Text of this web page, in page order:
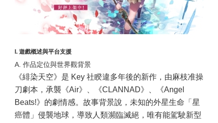
I. 遊戲概述與平台支援
A. 作品定位與世界觀背景
《緋染天空》是 Key 社睽違多年後的新作，由麻枝准操
刀劇本，承襲《Air》、《CLANNAD》、《Angel
Beats!》的劇情感。故事背景說，未知的外星生命「星
癌體」侵襲地球，導致人類瀕臨滅絕，唯有能駕駛新型